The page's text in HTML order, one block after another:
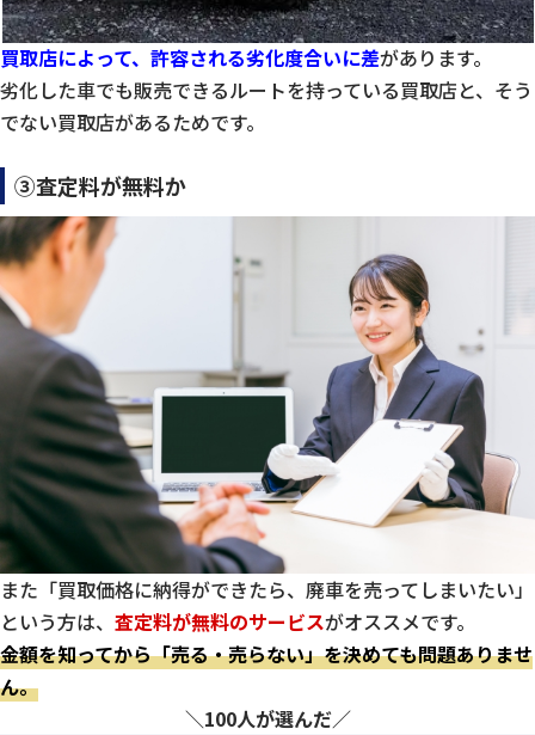
買取店によって、許容される劣化度合いに差があります。
劣化した車でも販売できるルートを持っている買取店と、そう
でない買取店があるためです。
③査定料が無料か
また「買取価格に納得ができたら、廃車を売ってしまいたい」
という方は、 査定料が無料のサービスがオススメです。
金額を知ってから「売る・売らない」を決めても問題ありませ
ん。
＼100人が選んだ／